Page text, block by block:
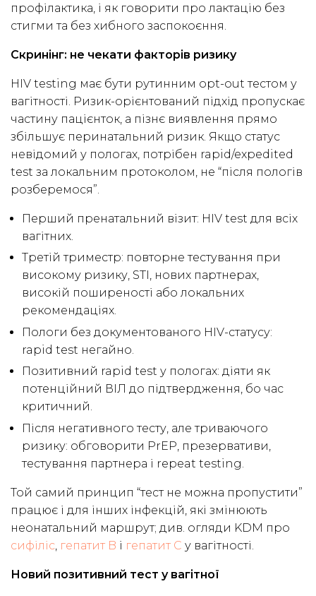
профілактика, і як говорити про лактацію без
стигми та без хибного заспокоєння.
Скринінг: не чекати факторів ризику
HIV testing має бути рутинним opt-out тестом у
вагітності. Ризик-орієнтований підхід пропускає
частину пацієнток, а пізнє виявлення прямо
збільшує перинатальний ризик. Якщо статус
невідомий у пологах, потрібен rapid/expedited
test за локальним протоколом, не “після пологів
розберемося”.
Перший пренатальний візит: HIV test для всіх
вагітних.
Третій триместр: повторне тестування при
високому ризику, STI, нових партнерах,
високій поширеності або локальних
рекомендаціях.
Пологи без документованого HIV-статусу:
rapid test негайно.
Позитивний rapid test у пологах: діяти як
потенційний ВІЛ до підтвердження, бо час
критичний.
Після негативного тесту, але триваючого
ризику: обговорити PrEP, презервативи,
тестування партнера і repeat testing.
Той самий принцип “тест не можна пропустити”
працює і для інших інфекцій, які змінюють
неонатальний маршрут; див. огляди KDM про
сифіліс, гепатит B і гепатит C у вагітності.
Новий позитивний тест у вагітної